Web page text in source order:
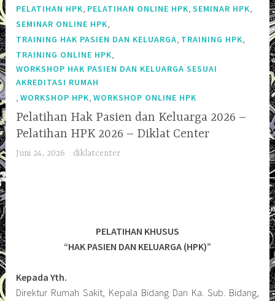
PELATIHAN HPK, PELATIHAN ONLINE HPK,SEMINAR HPK,
SEMINAR ONLINE HPK,
TRAINING HAK PASIEN DAN KELUARGA, TRAINING HPK,
TRAINING ONLINE HPK,
WORKSHOP HAK PASIEN DAN KELUARGA SESUAI
AKREDITASI RUMAH
,WORKSHOP HPK,WORKSHOP ONLINE HPK
Pelatihan Hak Pasien dan Keluarga 2026 –
Pelatihan HPK 2026 – Diklat Center
Juni 24, 2026 diklatcenter
PELATIHAN KHUSUS
“HAK PASIEN DAN KELUARGA (HPK)”
Kepada Yth.
Direktur Rumah Sakit, Kepala Bidang Dan Ka. Sub. Bidang,